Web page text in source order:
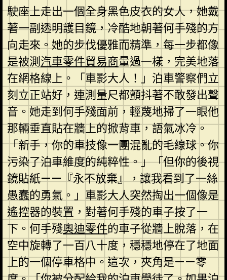
駛座上走出一個全身黑色皮衣的女人，她戴
著一副透明護目鏡，冷酷地朝著何手殘的方
向走來。她的步伐優雅而精準，每一步都像
是被測汽車零件貿易商量過一樣，完美地落
在網格線上。「車影大人！」泊車警察們立
刻立正站好，連測量尺都顫抖著不敢發出聲
音。她走到何手殘面前，輕蔑地掃了一眼他
那輛垂直貼在牆上的掀背車，語氣冰冷。
「新手，你的車技像一團混亂的毛線球。你
污染了泊車維度的純粹性。」「但你的後視
鏡貼紙——『永不放棄』，讓我看到了一絲
愚蠢的勇氣。」車影大人突然掏出一個像是
遙控器的裝置，對著何手殘的車子按了一
下。何手殘奧迪零件的車子從牆上脫落，在
空中旋轉了一百八十度，穩穩地停在了地面
上的一個停車格中。這次，夾角是——零